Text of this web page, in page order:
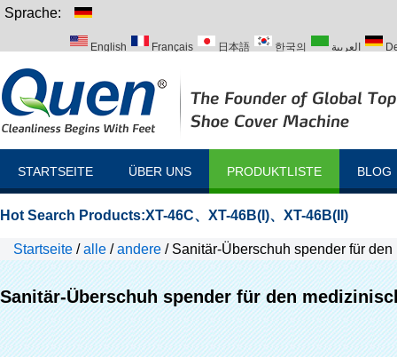
Sprache:
English Français 日本語 한국의 العربية
STARTSEITE ÜBER UNS PRODUKTLISTE BLOG
Hot Search Products:XT-46C、 XT-46B(I)、 XT-46B(II)
Startseite /alle /andere / Sanitär-Überschuh spender für
Sanitär-Überschuh spender für den